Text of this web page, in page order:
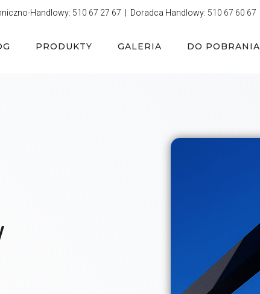
Handlowy: 510 67 27 67 | Doradca Handlowy: 510 67 60 67
PRODUKTY GALERIA DO POBRANIA